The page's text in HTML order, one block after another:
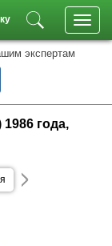
экспертам
года,